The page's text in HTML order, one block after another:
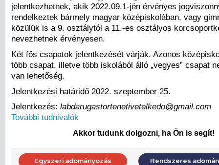
jelentkezhetnek, akik 2022.09.1-jén érvényes
rendelkeztek bármely magyar középiskolában, vagy
közülük is a 9. osztálytól a 11.-es osztályos
nevezhetnek érvényesen.
Két fős csapatok jelentkezését várják. Azonos
több csapat, illetve több iskolából álló „vegyes” csapat
van lehetőség.
Jelentkezési határidő 2022. szeptember 25.
Jelentkezés: labdarugastortenetivetelkedo@gmail.com
További tudnivalók
Akkor tudunk dolgozni, ha Ön is segít!